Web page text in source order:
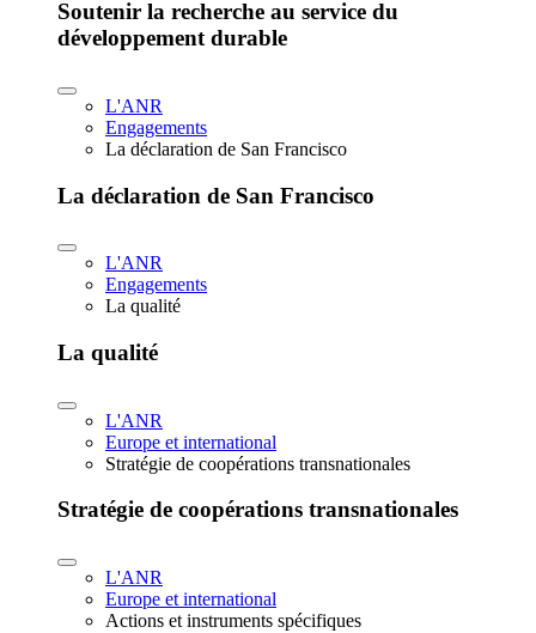
Soutenir la recherche au service du
développement durable
L'ANR
Engagements
La déclaration de San Francisco
La déclaration de San Francisco
L'ANR
Engagements
La qualité
La qualité
L'ANR
Europe et international
Stratégie de coopérations transnationales
Stratégie de coopérations transnationales
L'ANR
Europe et international
Actions et instruments spécifiques